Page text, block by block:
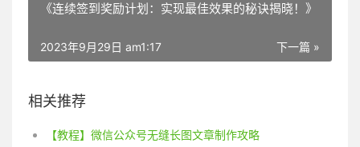
《连续签到奖励计划：实现最佳效果的秘诀揭晓！》
下一篇 »
2023年9月29日 am1:17
相关推荐
【教程】微信公众号无缝长图文章制作攻略